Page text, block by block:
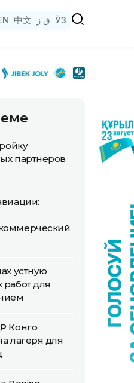
中文 ق ز ЎЗ
партнеров
устную
для
Конго
лагеря для